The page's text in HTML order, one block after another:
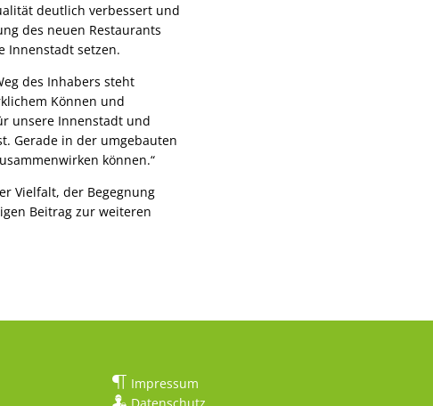
deutlich verbessert und
des neuen Restaurants
Innenstadt setzen.
des Inhabers steht
Können und
unsere Innenstadt und
Gerade in der umgebauten
können.“
Vielfalt, der Begegnung
Beitrag zur weiteren
Impressum